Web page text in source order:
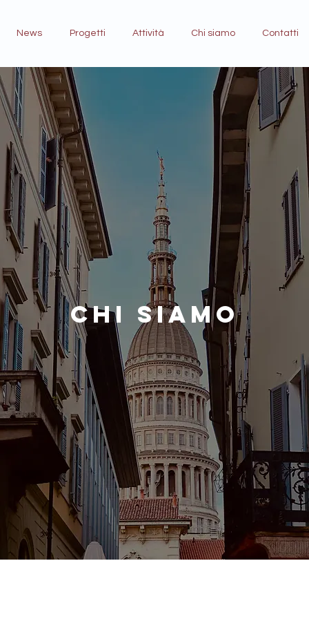
News Progetti Attività Chi siamo Contatti
CHI SIAMO